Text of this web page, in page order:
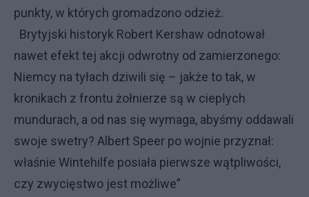
punkty, w których gromadzono odzież.
Brytyjski historyk Robert Kershaw odnotował
nawet efekt tej akcji odwrotny od zamierzonego:
Niemcy na tyłach dziwili się – jakże to tak, w
kronikach z frontu żołnierze są w ciepłych
mundurach, a od nas się wymaga, abyśmy oddawali
swoje swetry? Albert Speer po wojnie przyznał:
właśnie Wintehilfe posiała pierwsze wątpliwości,
czy zwycięstwo jest możliwe”